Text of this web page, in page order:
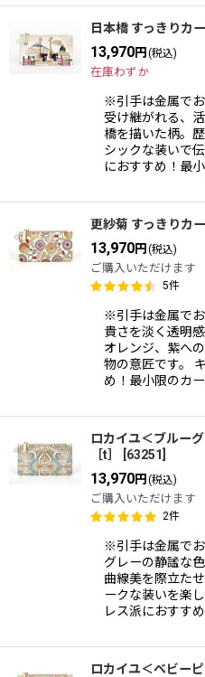
日本橋 すっきりカ
13,970円 (税込)
在庫わずか
※引手は金属で
受け継がれる、
橋を描いた柄。
シックな装いで
におすすめ！最
更紗菊 すっきりカ
13,970円 (税込)
ご購入いただけます
5件
※引手は金属で
貴さを淡く透明
オレンジ、紫へ
物の意匠です。
め！最小限のカ
ロカイユ＜ブルー
［t］
63251
13,970円 (税込)
ご購入いただけます
2件
※引手は金属で
グレーの静謐な
曲線美を際立た
ークな装いを楽
レス派におすす
ロカイユ＜ベビー